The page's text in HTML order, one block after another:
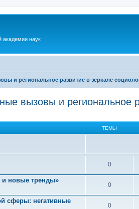
академии наук
и региональное развитие в зеркале
вызовы и региональное
ТЕМЫ
0
и новые тренды»
0
сферы: негативные
0